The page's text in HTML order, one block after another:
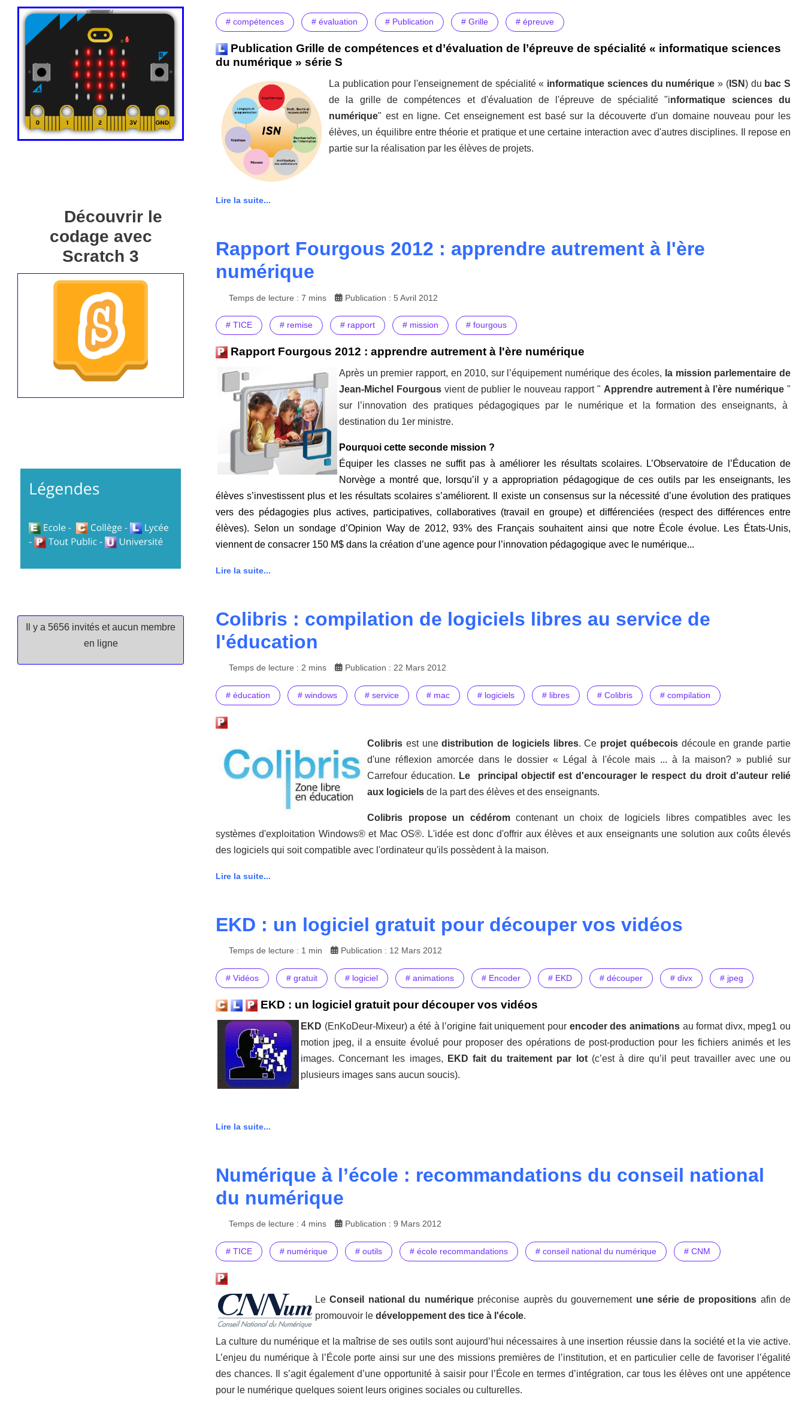
Découvrir le
codage avec
Scratch 3
Il y a 5656 invités et aucun membre
en ligne
# compétences # évaluation # Publication # Grille # épreuve
Publication Grille de compétences et d’évaluation de l’épreuve de spécialité « informatique sciences
du numérique » série S
La publication pour l'enseignement de spécialité « informatique sciences du numérique » (ISN) du bac S
de la grille de compétences et d'évaluation de l'épreuve de spécialité "informatique sciences du
numérique" est en ligne. Cet enseignement est basé sur la découverte d'un domaine nouveau pour les
élèves, un équilibre entre théorie et pratique et une certaine interaction avec d'autres disciplines. Il repose en
partie sur la réalisation par les élèves de projets.
Lire la suite...
Rapport Fourgous 2012 : apprendre autrement à l'ère
numérique
Temps de lecture : 7 mins Publication : 5 Avril 2012
# TICE # remise # rapport # mission # fourgous
Rapport Fourgous 2012 : apprendre autrement à l'ère numérique
Après un premier rapport, en 2010, sur l’équipement numérique des écoles, la mission parlementaire de
Jean-Michel Fourgousvient de publier le nouveau rapport " Apprendre autrement à l’ère numérique "
sur l’innovation des pratiques pédagogiques par le numérique et la formation des enseignants, à
destination du 1er ministre.
Pourquoi cette seconde mission ?
Équiper les classes ne suffit pas à améliorer les résultats scolaires. L’Observatoire de l’Éducation de
Norvège a montré que, lorsqu’il y a appropriation pédagogique de ces outils par les enseignants, les
élèves s’investissent plus et les résultats scolaires s’améliorent. Il existe un consensus sur la nécessité d’une évolution des pratiques
vers des pédagogies plus actives, participatives, collaboratives (travail en groupe) et différenciées (respect des différences entre
élèves). Selon un sondage d’Opinion Way de 2012, 93% des Français souhaitent ainsi que notre École évolue. Les États-Unis,
viennent de consacrer 150 M$ dans la création d’une agence pour l’innovation pédagogique avec le numérique...
Lire la suite...
Colibris : compilation de logiciels libres au service de
l'éducation
Temps de lecture : 2 mins Publication : 22 Mars 2012
# éducation # windows # service # mac # logiciels # libres # Colibris # compilation
Colibris est unedistribution de logiciels libres. Ce projet québecoisdécoule en grande partie
d'une réflexion amorcée dans le dossier « Légal à l'école mais ... à la maison? » publié sur
Carrefour éducation. Le principal objectif est d'encourager le respect du droit d'auteur relié
aux logiciels de la part des élèves et des enseignants.
Colibris propose un cédéromcontenant un choix de logiciels libres compatibles avec les
systèmes d'exploitation Windows® et Mac OS®. L'idée est donc d'offrir aux élèves et aux enseignants une solution aux coûts élevés
des logiciels qui soit compatible avec l'ordinateur qu'ils possèdent à la maison.
Lire la suite...
EKD : un logiciel gratuit pour découper vos vidéos
Temps de lecture : 1 min Publication : 12 Mars 2012
# Vidéos # gratuit # logiciel # animations # Encoder # EKD # découper # divx # jpeg
EKD : un logiciel gratuit pour découper vos vidéos
EKD (EnKoDeur-Mixeur) a été à l’origine fait uniquement pour encoder des animationsau format divx, mpeg1 ou
motion jpeg, il a ensuite évolué pour proposer des opérations de post-production pour les fichiers animés et les
images. Concernant les images,
EKD fait du traitement par lot(c’est à dire qu’il peut travailler avec une ou
plusieurs images sans aucun soucis).
Lire la suite...
Numérique à l’école : recommandations du conseil national
du numérique
Temps de lecture : 4 mins Publication : 9 Mars 2012
# TICE # numérique # outils # école recommandations # conseil national du numérique # CNM
Le Conseil national du numériquepréconise auprès du gouvernement une série de propositions afin de
promouvoir le développement des tice à l'école.
La culture du numérique et la maîtrise de ses outils sont aujourd’hui nécessaires à une insertion réussie dans la société et la vie active.
L’enjeu du numérique à l’École porte ainsi sur une des missions premières de l’institution, et en particulier celle de favoriser l’égalité
des chances. Il s’agit également d’une opportunité à saisir pour l’École en termes d’intégration, car tous les élèves ont une appétence
pour le numérique quelques soient leurs origines sociales ou culturelles.